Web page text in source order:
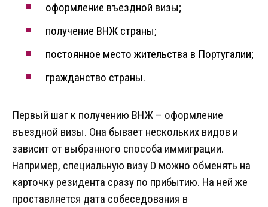
оформление въездной визы;
получение ВНЖ страны;
постоянное место жительства в Португалии;
гражданство страны.
Первый шаг к получению ВНЖ – оформление
въездной визы. Она бывает нескольких видов и
зависит от выбранного способа иммиграции.
Например, специальную визу D можно обменять на
карточку резидента сразу по прибытию. На ней же
проставляется дата собеседования в